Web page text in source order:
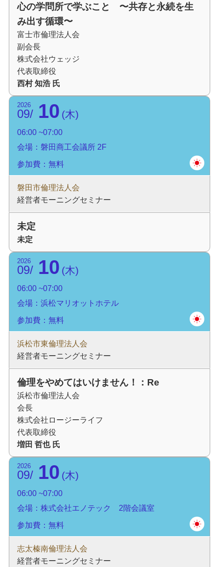
心の学問所で学ぶこと 〜共存と永続を生
み出す循環〜
富士市倫理法人会
副会長
株式会社ウェッジ
代表取締役
西村 知浩 氏
2026
09 10 木
06:00
07:00
会場：磐田商工会議所 2F
参加費：無料
磐田市倫理法人会
経営者モーニングセミナー
未定
未定
2026
09 10 木
06:00
07:00
会場：浜松マリオットホテル
参加費：無料
浜松市東倫理法人会
経営者モーニングセミナー
倫理をやめてはいけません！：Re
浜松市倫理法人会
会長
株式会社ロージーライフ
代表取締役
増田 哲也 氏
2026
09 10 木
06:00
07:00
会場：株式会社エノテック 2階会議室
参加費：無料
志太榛南倫理法人会
経営者モーニングセミナー